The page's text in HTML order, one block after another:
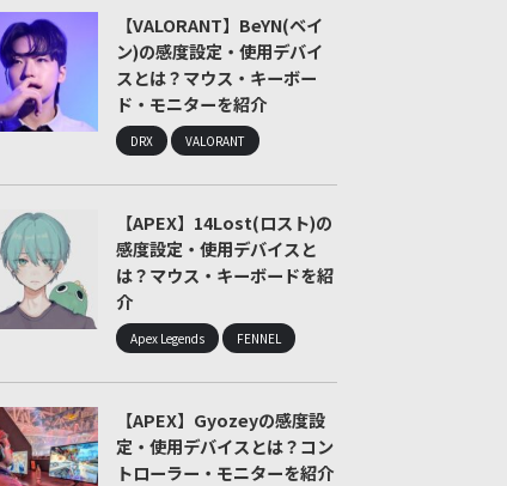
【VALORANT】BeYN(ベイ
ン)の感度設定・使用デバイ
スとは？マウス・キーボー
ド・モニターを紹介
DRX VALORANT
【APEX】14Lost(ロスト)の
感度設定・使用デバイスと
は？マウス・キーボードを紹
介
Apex Legends FENNEL
【APEX】Gyozeyの感度設
定・使用デバイスとは？コン
トローラー・モニターを紹介